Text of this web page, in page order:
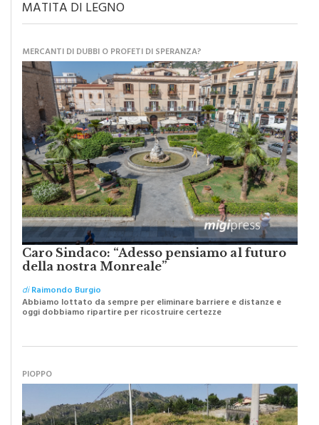
MATITA DI LEGNO
MERCANTI DI DUBBI O PROFETI DI SPERANZA?
Caro Sindaco: “Adesso pensiamo al futuro
della nostra Monreale”
diRaimondo Burgio